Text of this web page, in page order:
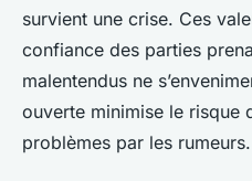
survient une crise. Ces
confiance des parties
malentendus ne
ouverte minimise le risque
problèmes par les rumeurs.